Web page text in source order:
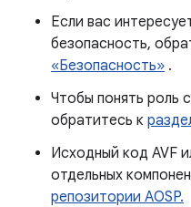
Если вас
безопасность,
«Безопасность» .
Чтобы понять роль
обратитесь к
Исходный код AVF
отдельных
репозитории AOSP.